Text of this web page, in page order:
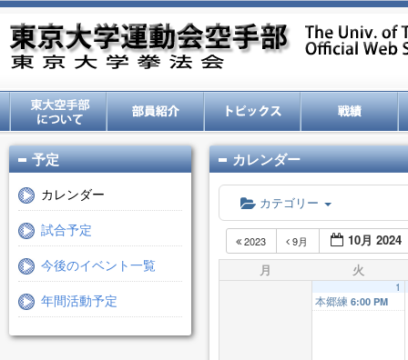
予定
カレンダー
試合予定
今後のイベント一覧
年間活動予定
カレンダー
カテゴリー
2023 9月
10月 2024
月
火
1
本郷練 6:00 PM